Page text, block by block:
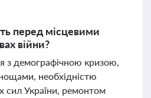
перед місцевими
війни?
з демографічною кризою,
необхідністю
сил України, ремонтом